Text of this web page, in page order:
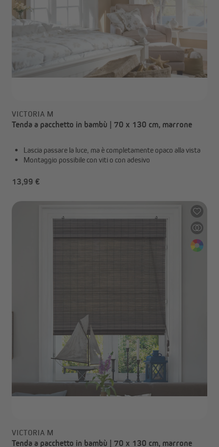
VICTORIA M
Tenda a pacchetto in bambù | 70 x 130 cm, marrone
Lascia passare la luce, ma è completamente opaco alla vista
Montaggio possibile con viti o con adesivo
13,99 €
VICTORIA M
Tenda a pacchetto in bambù | 70 x 130 cm, marrone